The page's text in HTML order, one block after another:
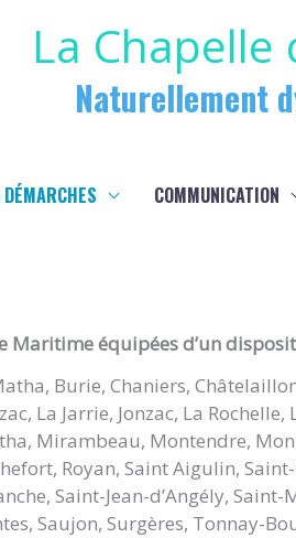
La Chapelle
Naturellement
COMMUNICATION
Maritime équipées d’un
Burie, Chaniers,
La Jarrie, Jonzac, La Rochelle,
Mirambeau, Montendre,
Royan, Saint Aigulin,
Saint-Jean-d’Angély, Saint-
Saujon, Surgères, Tonnay-